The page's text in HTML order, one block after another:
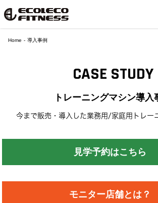
Home 導入事例
CASE STUDY
トレーニングマシン導入
今まで販売・導入した業務用/家庭用トレー
見学予約はこちら
モニター店舗とは？